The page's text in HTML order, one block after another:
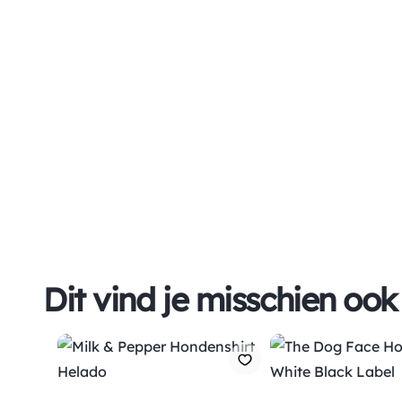
Dit vind je misschien